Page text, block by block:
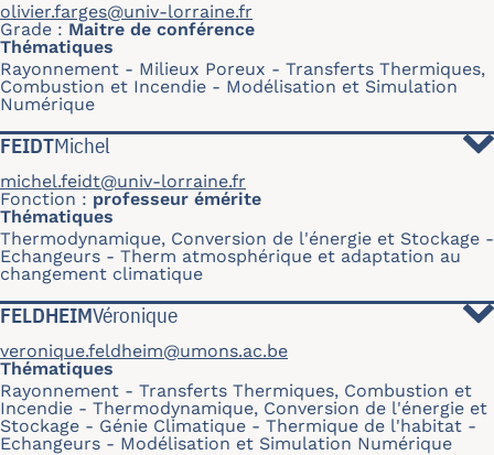
olivier.farges@univ-lorraine.fr
Grade
Maitre de conférence
Thématiques
Rayonnement
Milieux Poreux
Transferts Thermiques,
Combustion et Incendie
Modélisation et Simulation
Numérique
FEIDTMichel
michel.feidt@univ-lorraine.fr
Fonction
professeur émérite
Thématiques
Thermodynamique, Conversion de l'énergie et Stockage
Echangeurs
Therm atmosphérique et adaptation au
changement climatique
FELDHEIMVéronique
veronique.feldheim@umons.ac.be
Thématiques
Rayonnement
Transferts Thermiques, Combustion et
Incendie
Thermodynamique, Conversion de l'énergie et
Stockage
Génie Climatique - Thermique de l'habitat
Echangeurs
Modélisation et Simulation Numérique